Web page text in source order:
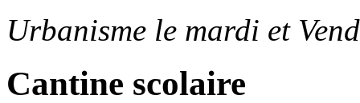
Urbanisme le mardi et
Cantine scolaire